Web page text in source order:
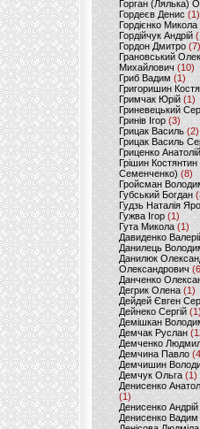
Горган (Лялька)
Гордеєв Денис (1)
Гордієнко Микола
Гордійчук Андрій
Гордон Дмитро (7)
Грановський
Михайлович (10)
Гриб Вадим (1)
Григоришин
Гримчак Юрій(1)
Гриневецький
Гринів Ігор (3)
Грицак Василь (2)
Грицак Василь
Гриценко Анатолій
Грішин
Семенченко)(8)
Гройсман
Губський Богдан
Гудзь Наталія
Гужва Ігор (1)
Гута Микола (1)
Давиденко
Данилець
Данилюк
Олександрович
Данченко
Дегрик Олена(1)
Дейдей Євген
Дейнеко Сергій (1)
Демішкан
Демчак Руслан
Демченко
Демчина Павло
Демчишин
Демчук Ольга(1)
Денисенко
(1)
Денисенко Андрій
Денисенко Вадим